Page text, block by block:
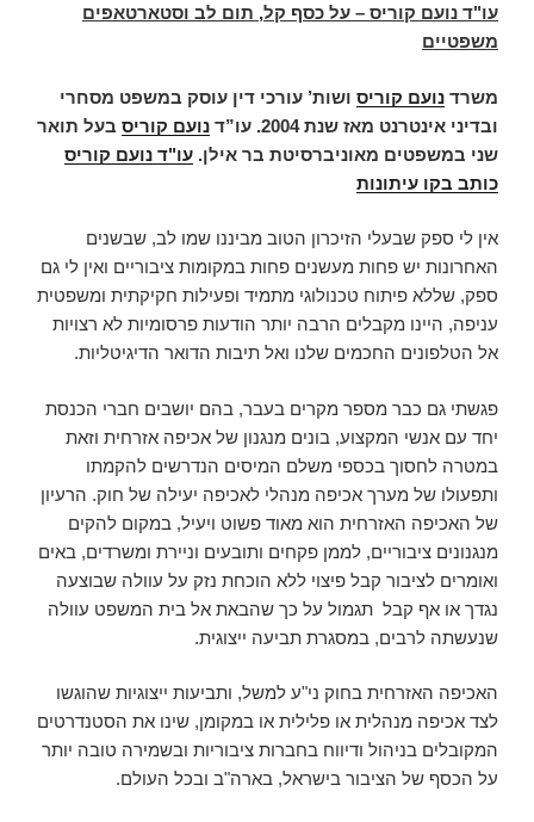
עו"ד נועם קוריס – על כסף קל, תום לב וסטארטאפים
משפטיים
משרד נועם קוריס ושות’ עורכי דין עוסק במשפט מסחרי
ובדיני אינטרנט מאז שנת 2004.
עו”ד נועם קוריס בעל תואר
שני במשפטים מאוניברסיטת בר אילן. עו"ד נועם קוריס
כותב בקו עיתונות
אין לי ספק שבעלי הזיכרון הטוב מביננו שמו לב, שבשנים
האחרונות יש פחות מעשנים פחות במקומות ציבוריים ואין לי גם
ספק, שללא פיתוח טכנולוגי מתמיד ופעילות חקיקתית ומשפטית
עניפה, היינו מקבלים הרבה יותר הודעות פרסומיות לא רצויות
אל הטלפונים החכמים שלנו ואל תיבות הדואר הדיגיטליות.
פגשתי גם כבר מספר מקרים בעבר, בהם יושבים חברי הכנסת
יחד עם אנשי המקצוע, בונים מנגנון של אכיפה אזרחית וזאת
במטרה לחסוך בכספי משלם המיסים הנדרשים להקמתו
ותפעולו של מערך אכיפה מנהלי לאכיפה יעילה של חוק. הרעיון
של האכיפה האזרחית הוא מאוד פשוט ויעיל, במקום להקים
מנגנונים ציבוריים, לממן פקחים ותובעים וניירת ומשרדים, באים
ואומרים לציבור קבל פיצוי ללא הוכחת נזק על עוולה שבוצעה
נגדך או אף קבל תגמול על כך שהבאת אל בית המשפט עוולה
שנעשתה לרבים, במסגרת תביעה ייצוגית.
האכיפה האזרחית בחוק ני"ע למשל, ותביעות ייצוגיות שהוגשו
לצד אכיפה מנהלית או פלילית או במקומן, שינו את הסטנדרטים
המקובלים בניהול ודיווח בחברות ציבוריות ובשמירה טובה יותר
על הכסף של הציבור בישראל, בארה"ב ובכל העולם.